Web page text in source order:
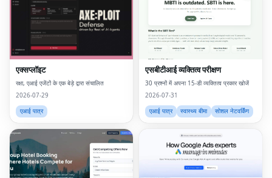
एक्सप्लॉइट
रक्षा, एआई एजेंटों के एक बेड़े द्वारा संचालित
2026-07-29
एआई पात्र
एसबीटीआई व्यक्तित्व परीक्षण
30 प्रश्नों में अपना 15-डी व्यक्तित्व प्रकार खोजें
2026-07-31
एआई पात्र
स्वास्थ्य बीमा सोशल नेटवर्किंग